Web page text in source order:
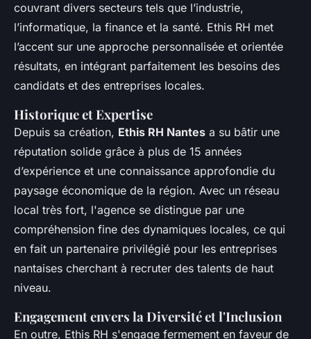
couvrant divers secteurs tels que l’industrie,
l’informatique, la finance et la santé. Ethis RH met
l’accent sur une approche personnalisée et orientée
résultats, en intégrant parfaitement les besoins des
candidats et des entreprises locales.
Historique et Expertise
Depuis sa création, Ethis RH Nantes a su bâtir une
réputation solide grâce à plus de 15 années
d’expérience et une connaissance approfondie du
paysage économique de la région. Avec un réseau
local très fort, l'agence se distingue par une
compréhension fine des dynamiques locales, ce qui
en fait un partenaire privilégié pour les entreprises
nantaises cherchant à recruter des talents de haut
niveau.
Engagement envers la Diversité et l'Inclusion
En outre, Ethis RH s'engage fermement en faveur de